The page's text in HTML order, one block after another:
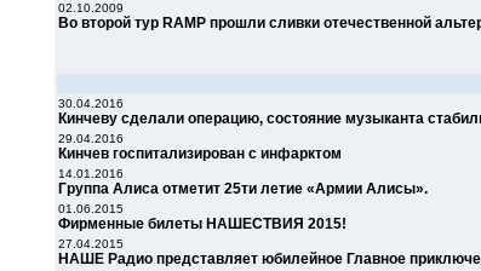
02.10.2009
Во второй тур RAMP прошли сливки отечественной
30.04.2016
Кинчеву сделали операцию, состояние музыканта
29.04.2016
Кинчев госпитализирован с инфарктом
14.01.2016
Группа Алиса отметит 25ти летие «Армии Алисы».
01.06.2015
Фирменные билеты НАШЕСТВИЯ 2015!
27.04.2015
НАШЕ Радио представляет юбилейное Главное